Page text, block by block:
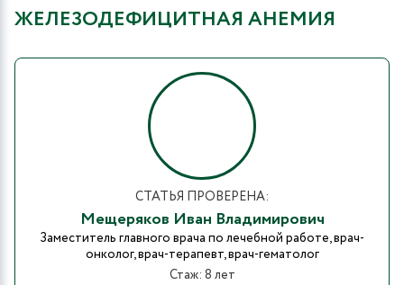
ЖЕЛЕЗОДЕФИЦИТНАЯ АНЕМИЯ
СТАТЬЯ ПРОВЕРЕНА:
Мещеряков Иван Владимирович
Заместитель главного врача по лечебной работе, врач-
онколог, врач-терапевт, врач-гематолог
Стаж: 8 лет